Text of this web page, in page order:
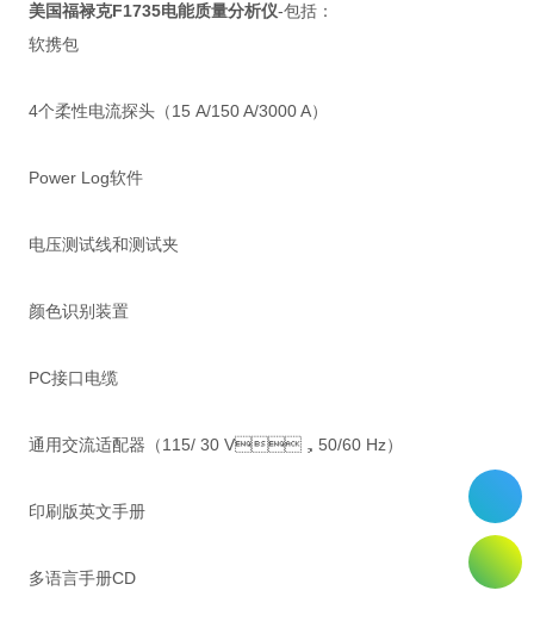
美国福禄克F1735电能质量分析仪-包括：
软携包
4个柔性电流探头（15 A/150 A/3000 A）
Power Log软件
电压测试线和测试夹
颜色识别装置
PC接口电缆
通用交流适配器（115/ 30 V，50/60 Hz）
印刷版英文手册
多语言手册CD